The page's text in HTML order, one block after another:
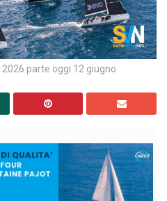
2026 parte oggi 12 giugno